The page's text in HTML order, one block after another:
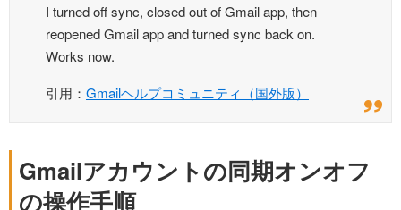
I turned off sync, closed out of Gmail app, then
reopened Gmail app and turned sync back on.
Works now.
引用： Gmailヘルプコミュニティ（国外版）
Gmailアカウントの同期オンオフ
の操作手順